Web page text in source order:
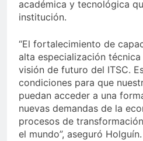
académica y tecnológica
institución.
“El fortalecimiento de
alta especialización
visión de futuro del ITSC.
condiciones para que
puedan acceder a una
nuevas demandas de la
procesos de
el mundo”, aseguró Holguín.